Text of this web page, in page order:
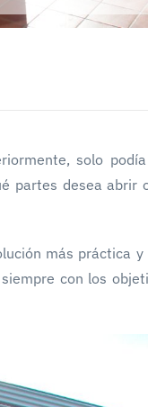
solo
partes desea abrir
más práctica
con los